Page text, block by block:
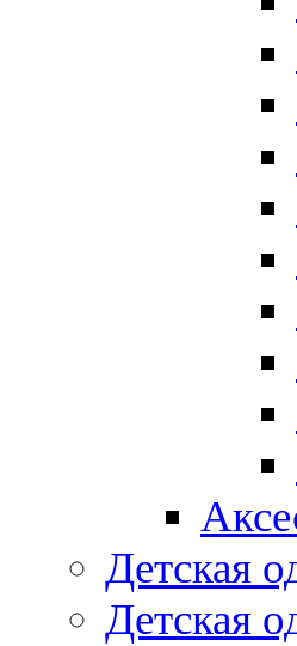
Детская
Детская